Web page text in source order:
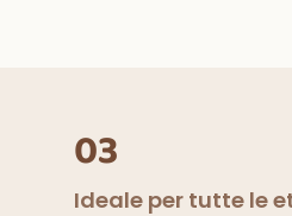
03
Ideale per tutte le